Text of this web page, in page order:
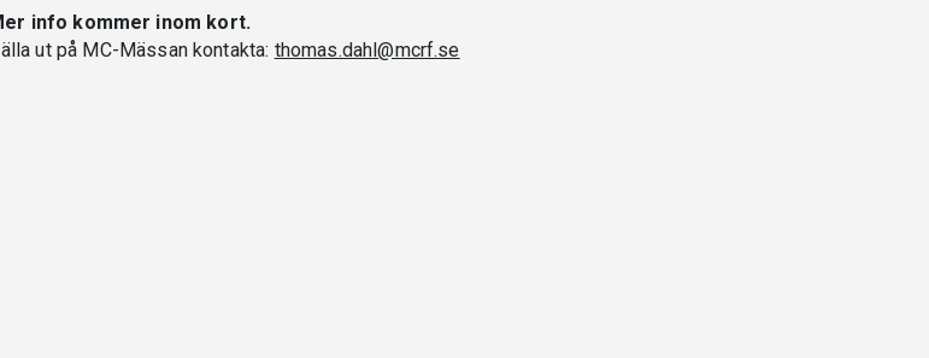
info kommer inom kort.
ut på MC-Mässan kontakta: thomas.dahl@mcrf.se